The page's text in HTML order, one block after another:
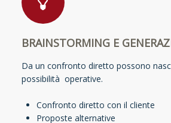
BRAINSTORMING E
Da un confronto diretto possono
possibilità operative.
Confronto diretto con il cliente
Proposte alternative